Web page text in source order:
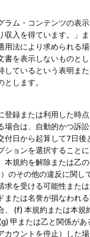
ム・コンテンツの表
収入を得ています。」
法により求められる
書を表示しないもの
ているという表明ま
します。
録または利用した時
合は、自動的かつ訴
日から起算して7日
ションを選択するこ
規約を解除または乙
のその他の違反に関
を受ける可能性また
または名誉が損なわれ
(f) 本規約または本
甲または乙と関係が
ウントを停止）した